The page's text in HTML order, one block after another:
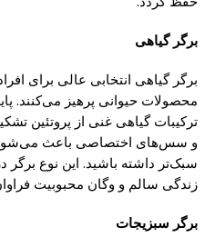
برگرگیاهی
برگرگیاهی انتخابی عالی برای
محصولات حیوانی پرهیز می‌کنند.
ترکیباتگیاهی غنی از پروتئین
و سس‌های اختصاصی باعث می‌شود
سبک‌تر داشته باشید. این نوع
زندگی سالم و وگان محبوبیت
برگر سبزیجات